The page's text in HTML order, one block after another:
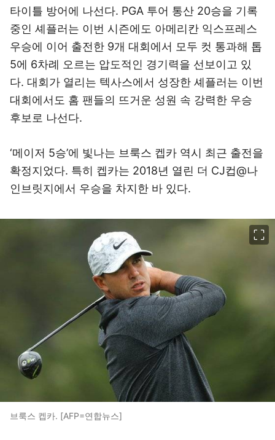
타이틀 방어에 나선다. PGA 투어 통산 20승을 기록
중인 셰플러는 이번 시즌에도 아메리칸 익스프레스
우승에 이어 출전한 9개 대회에서 모두 컷 통과해 톱
5에 6차례 오르는 압도적인 경기력을 선보이고 있
다. 대회가 열리는 텍사스에서 성장한 셰플러는 이번
대회에서도 홈 팬들의 뜨거운 성원 속 강력한 우승
후보로 나선다.
‘메이저 5승’에 빛나는 브룩스 켑카 역시 최근 출전을
확정지었다. 특히 켑카는 2018년 열린 더 CJ컵@나
인브릿지에서 우승을 차지한 바 있다.
브룩스 켑카. [AFP=연합뉴스]